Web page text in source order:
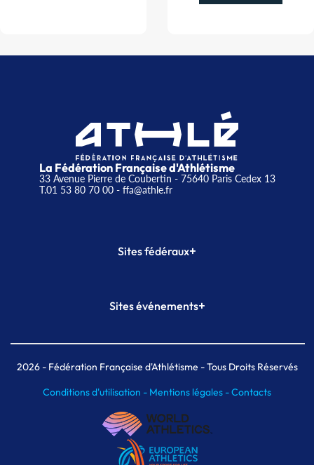
La Fédération Française d'Athlétisme
33 Avenue Pierre de Coubertin - 75640 Paris Cedex 13
T.01 53 80 70 00- ffa@athle.fr
Sites fédéraux+
Plateforme Formation
Sites événements+
Meeting de Paris indoor
MAIF Ekiden de Paris
2026- Fédération Française d'Athlétisme - Tous Droits Réservés
Conditions d'utilisation - Mentions légales -Contacts